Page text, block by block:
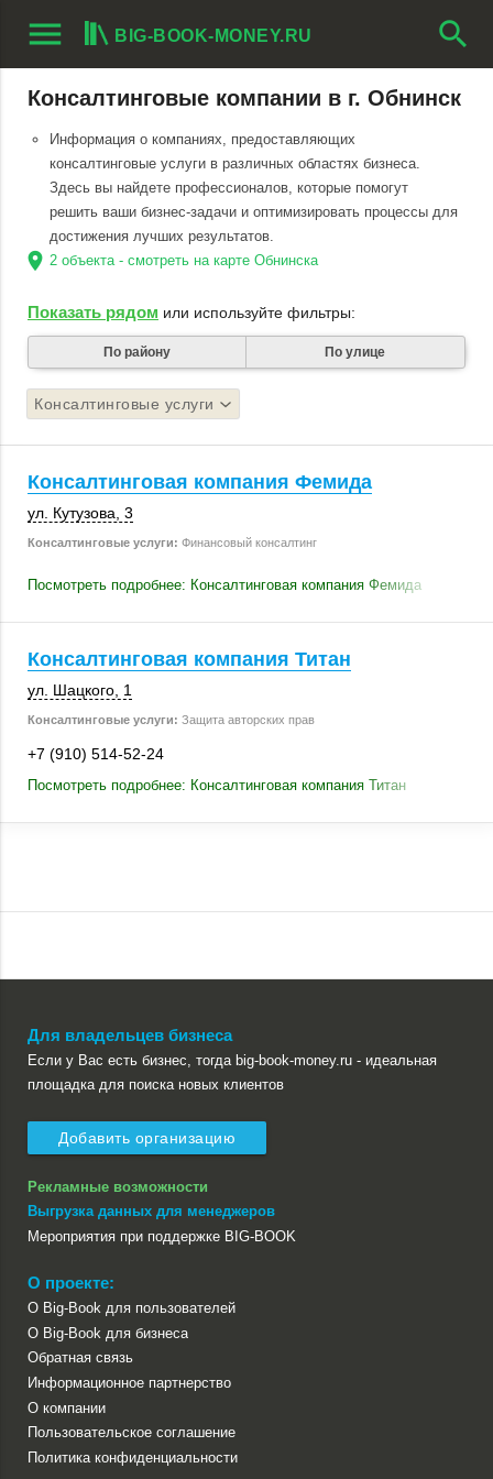
menu BIG-BOOK-MONEY.RU search
Консалтинговые компании в г. Обнинск
Информация о компаниях, предоставляющих
консалтинговые услуги в различных областях бизнеса.
Здесь вы найдете профессионалов, которые помогут
решить ваши бизнес-задачи и оптимизировать процессы для
достижения лучших результатов.
location_on 2 объекта - смотреть на карте Обнинска
Показать рядом или используйте фильтры:
По району По улице
Консалтинговые услуги
Консалтинговая компания Фемида
ул. Кутузова, 3
Консалтинговые услуги: Финансовый консалтинг
Посмотреть подробнее: Консалтинговая компания Фемида
Консалтинговая компания Титан
ул. Шацкого, 1
Консалтинговые услуги: Защита авторских прав
+7 (910) 514-52-24
Посмотреть подробнее: Консалтинговая компания Титан
Для владельцев бизнеса
Если у Вас есть бизнес, тогда big-book-money.ru - идеальная
площадка для поиска новых клиентов
Добавить организацию
Рекламные возможности
Выгрузка данных для менеджеров
Мероприятия при поддержке BIG-BOOK
О проекте:
О Big-Book для пользователей
О Big-Book для бизнеса
Обратная связь
Информационное партнерство
О компании
Пользовательское соглашение
Политика конфиденциальности